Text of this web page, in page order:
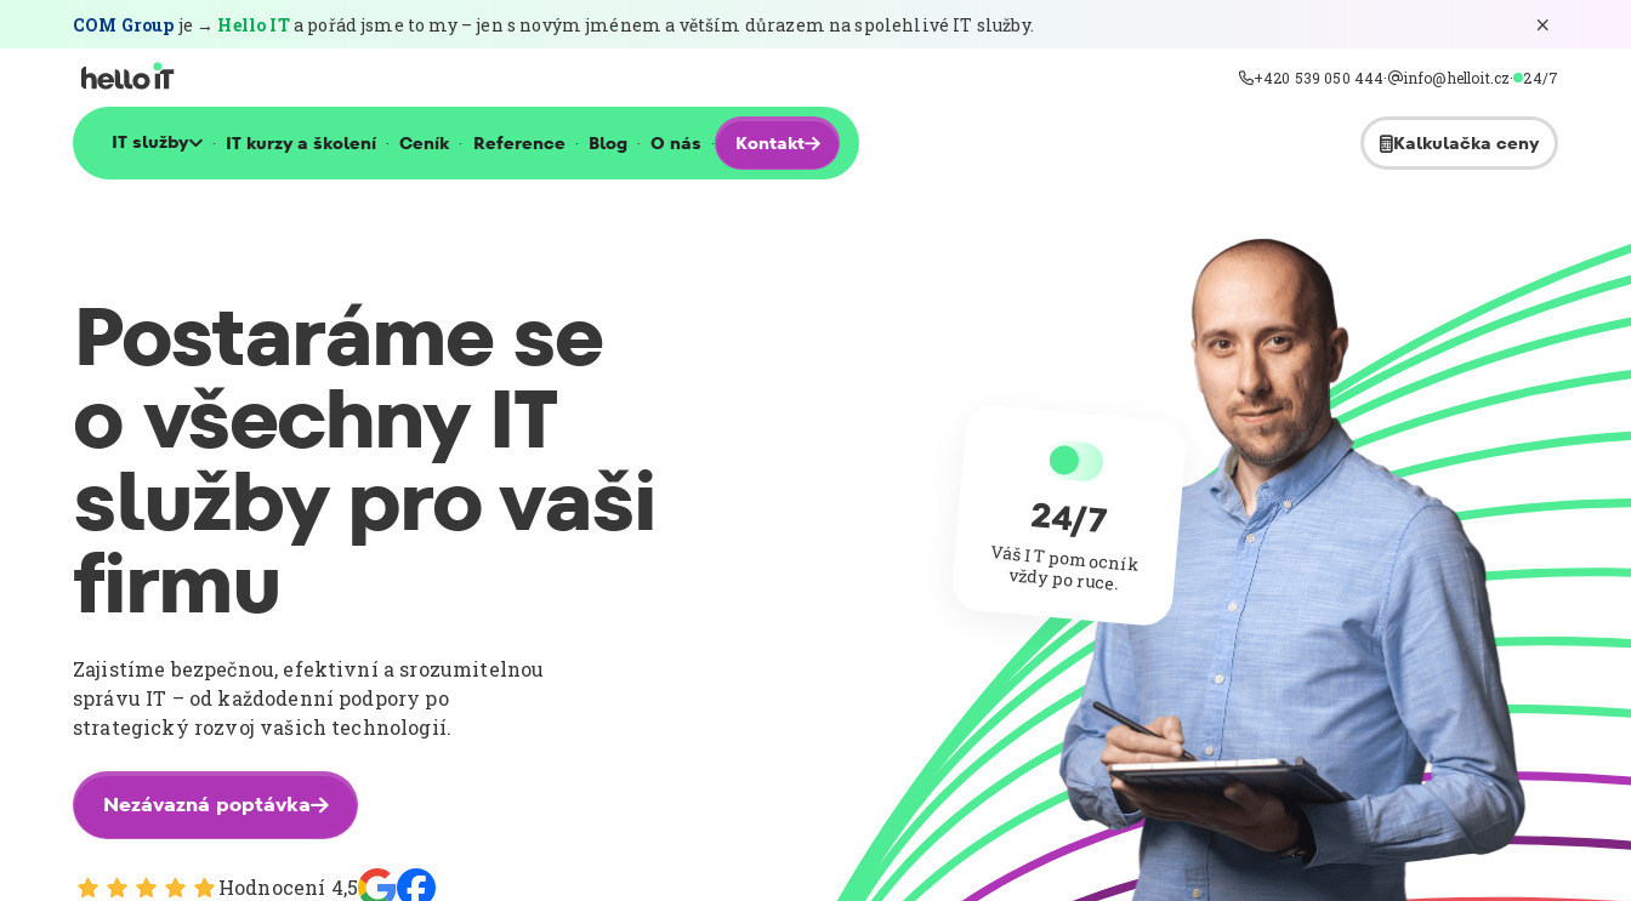
COM Group je → Hello ITa pořád jsme to my – jen s novým jménem a větším důrazem na spolehlivé IT služby. 
+420 539 050 444·@info@helloit.cz· 24/7
IT služby · IT kurzy a školení · Ceník · Reference · Blog · O nás · Kontakt Kalkulačka ceny
Postaráme se
o všechny IT
služby pro vaši
firmu
Zajistíme bezpečnou, efektivní a srozumitelnou
správu IT – od každodenní podpory po
strategický rozvoj vašich technologií.
Nezávazná poptávka
Hodnocení 4,5
24/7
Váš IT pomocník
vždy po ruce.